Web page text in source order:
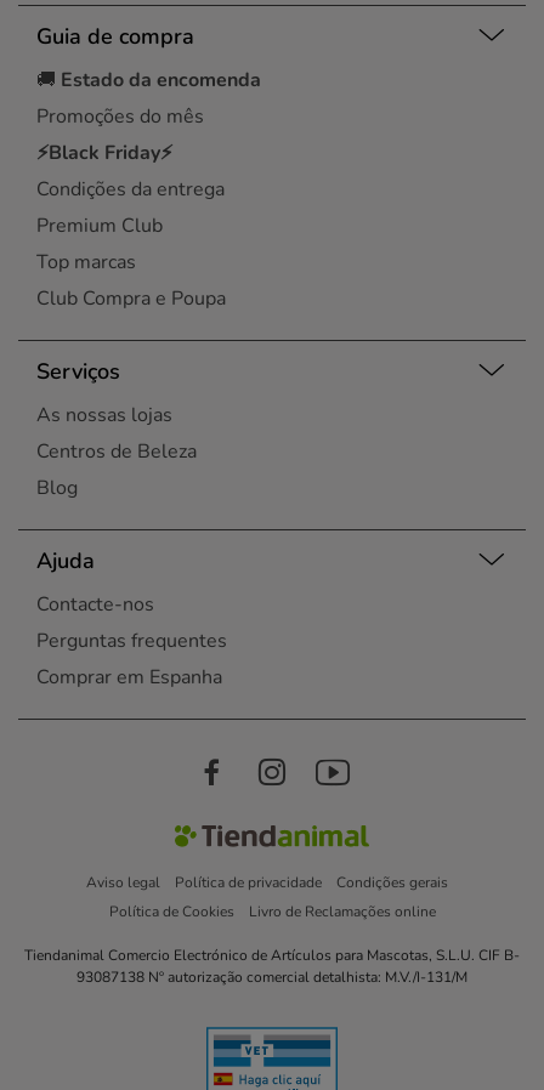
Guia de compra
🚚 Estado da encomenda
Promoções do mês
⚡Black Friday⚡
Condições da entrega
Premium Club
Top marcas
Club Compra e Poupa
Serviços
As nossas lojas
Centros de Beleza
Blog
Ajuda
Contacte-nos
Perguntas frequentes
Comprar em Espanha
Aviso legal Política de privacidade
Condições gerais
Política de Cookies
Livro de Reclamações online
Tiendanimal Comercio Electrónico de Artículos para Mascotas, S.L.U. CIF B-
93087138 Nº autorização comercial detalhista: M.V./I-131/M